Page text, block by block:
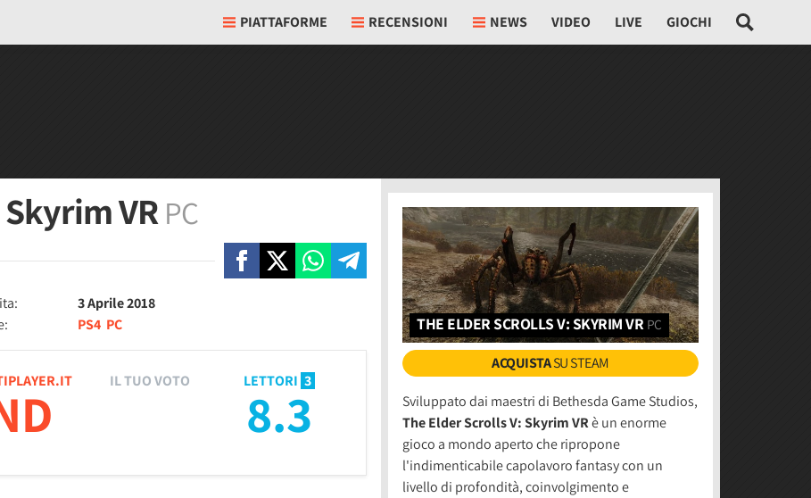
PIATTAFORME RECENSIONI NEWS VIDEO LIVE GIOCHI
VRPC
3 Aprile 2018
PS4 PC
LETTORI 3
8.3
IL TUO VOTO
THE ELDER SCROLLS V: SKYRIM VR PC
ACQUISTASU STEAM
Sviluppato dai maestri di Bethesda Game Studios,
The Elder Scrolls V: Skyrim VRè un enorme
gioco a mondo aperto che ripropone
l'indimenticabile capolavoro fantasy con un
livello di profondità, coinvolgimento e